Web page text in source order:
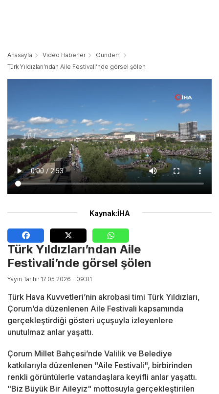
Anasayfa Video Haberler
Gündem
Türk Yıldızları’ndan Aile Festivali’nde görsel şölen
Kaynak:İHA
Türk Yıldızları’ndan Aile
Festivali’nde görsel şölen
Yayın Tarihi: 17.05.2026 - 09:01
Türk Hava Kuvvetleri’nin akrobasi timi Türk Yıldızları,
Çorum’da düzenlenen Aile Festivali kapsamında
gerçekleştirdiği gösteri uçuşuyla izleyenlere
unutulmaz anlar yaşattı.
Çorum Millet Bahçesi’nde Valilik ve Belediye
katkılarıyla düzenlenen "Aile Festivali", birbirinden
renkli görüntülerle vatandaşlara keyifli anlar yaşattı.
"Biz Büyük Bir Aileyiz" mottosuyla gerçekleştirilen